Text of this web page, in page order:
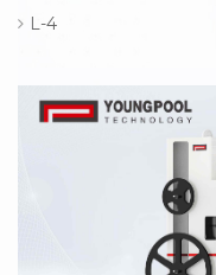
L-4